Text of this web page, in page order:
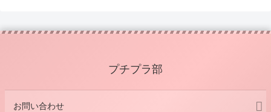
プチプラ部
お問い合わせ